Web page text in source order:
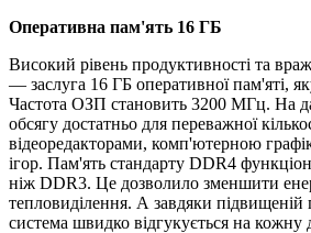
Оперативна пам'ять 16 ГБ
Високий рівень продуктивності та
— заслуга 16 ГБ оперативної пам'яті,
Частота ОЗП становить 3200 МГц. На
обсягу достатньо для переважної
відеоредакторами, комп'ютерною
ігор. Пам'ять стандарту DDR4
ніж DDR3. Це дозволило зменшити
тепловиділення. А завдяки підвищеній
система швидко відгукується на кожну